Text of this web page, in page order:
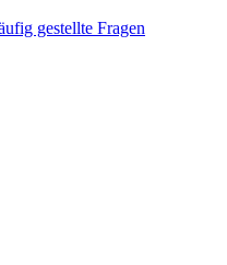
gestellte Fragen